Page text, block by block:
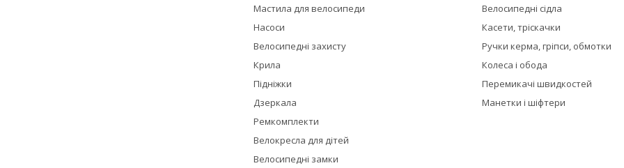
Мастила для велосипеди
Насоси
Велосипедні захисту
Крила
Підніжки
Дзеркала
Ремкомплекти
Велокресла для дітей
Велосипедні замки
Велосипедні сідла
Касети, тріскачки
Ручки керма, гріпси, обмотки
Колеса і обода
Перемикачі швидкостей
Манетки і шіфтери